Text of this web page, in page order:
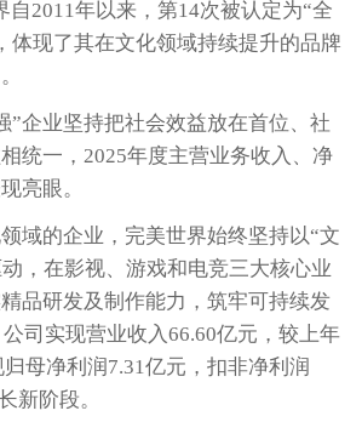
自2011年以来，第14次被认定为“全
体现了其在文化领域持续提升的品牌
”企业坚持把社会效益放在首位、社
统一，2025年度主营业务收入、净
亮眼。
域的企业，完美世界始终坚持以“文
，在影视、游戏和电竞三大核心业
品研发及制作能力，筑牢可持续发
司实现营业收入66.60亿元，较上年
母净利润7.31亿元，扣非净利润
新阶段。